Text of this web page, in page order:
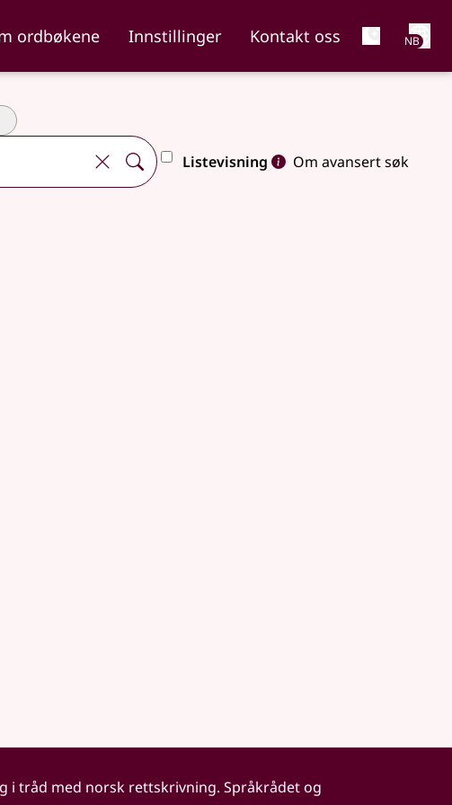
ordbøkene Innstillinger Kontakt oss NB
Listevisning Om avansert søk
i tråd med norsk rettskrivning. Språkrådet og